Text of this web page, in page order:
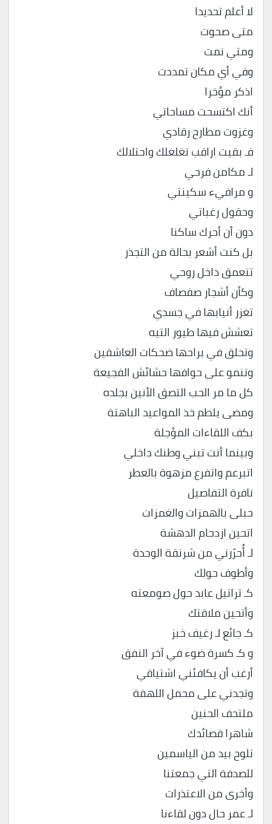
لا أعلم تحديدا
متى صحوت
ومتي نمت
وفي أي مكان تمددت
اذكر مؤخرا
أنك اكتسحت مساحاتي
وغزوت مطارح رقادي
فـ بقيت اراقب تغلغلك واحتلالك
لـ مكامن فرحي
و مرافيء سكينتي
وحقول رغباتي
دون أن أحرك ساكنا
بل كنت أشعر بحالة من التجذر
تتعمق داخل روحي
وكأن أشجار صفصاف
تغزر أنيابها في جسدي
تعشش فيها طيور التيه
وتحلق في براحها ضحكات العاشقين
وتنمو على حوافها حشائش الفجيعة
كل ما مر الحب التصق الأنين بجلده
ومضى يلطم خذ المواعيد الباهتة
بكف اللقاءات المؤجلة
وبينما أنت تبني وطنك داخلي
اتبرعم واتفرع مزهوة بالعطر
نافرة التفاصيل
حبلى بالهمزات والغمزات
اتحين ازدحام الدهشة
لـ أُحرّرني من شرنقة الوحدة
وأطوف حولك
كـ تراتيل عابد حول صومعته
وأتحين ملاقتك
كـ جائع لـ رغيف خبز
و كـ كسرة ضوء في آخر النفق
أرغب أن يكافئني اشتياقي
وتجدني على محمل اللهفة
ملتحف الحنين
شاهرا قصائدك
تلوح بيد من الياسمين
للصدفة التي جمعتنا
وأخرى من الاعتذرات
لـ عمر حال دون لقاءنا